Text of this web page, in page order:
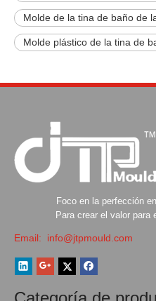
Molde de la tina de baño de
Molde plástico de la tina de
Foco en la perfección
Para crear el valor para
Email: info@jtpmould.com